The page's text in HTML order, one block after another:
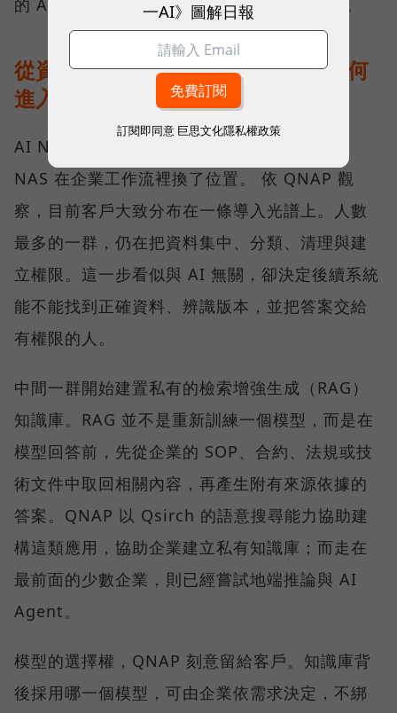
的 AI 工具，會從加分功能逐漸變成必要條件。
從資料治理到地端推論：AI NAS 如何
進入企業工作流？
AI NAS 不是「多了 AI 功能的 NAS」，而是
NAS 在企業工作流裡換了位置。 依 QNAP 觀
察，目前客戶大致分布在一條導入光譜上。人數
最多的一群，仍在把資料集中、分類、清理與建
立權限。這一步看似與 AI 無關，卻決定後續系統
能不能找到正確資料、辨識版本，並把答案交給
有權限的人。
中間一群開始建置私有的檢索增強生成（RAG）
知識庫。RAG 並不是重新訓練一個模型，而是在
模型回答前，先從企業的 SOP、合約、法規或技
術文件中取回相關內容，再產生附有來源依據的
答案。QNAP 以 Qsirch 的語意搜尋能力協助建
構這類應用，協助企業建立私有知識庫；而走在
最前面的少數企業，則已經嘗試地端推論與 AI
Agent。
模型的選擇權，QNAP 刻意留給客戶。知識庫背
後採用哪一個模型，可由企業依需求決定，不綁
一AI》圖解日報
訂閱即同意 巨思文化隱私權政策